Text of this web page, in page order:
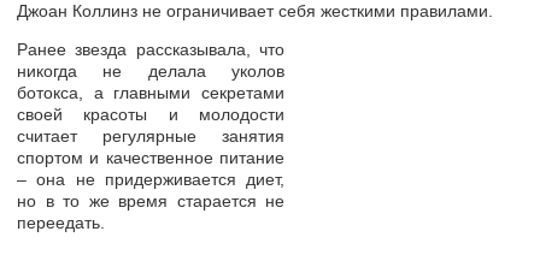
Джоан Коллинз не ограничивает себя жесткими правилами.
Ранее звезда рассказывала, что
никогда не делала уколов
ботокса, а главными секретами
своей красоты и молодости
считает регулярные занятия
спортом и качественное питание
– она не придерживается диет,
но в то же время старается не
переедать.